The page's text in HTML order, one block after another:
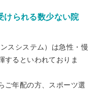
られる数少ない院
スシステム）は急性・慢
するといわれておりま
ご年配の方、スポーツ選